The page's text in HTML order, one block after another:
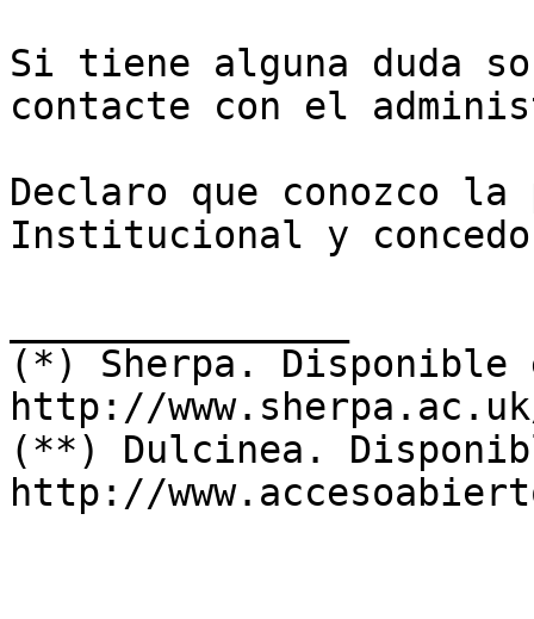
Si tiene alguna duda
contacte con el
Declaro que conozco
Institucional y
(*) Sherpa. Disponible
http://
(**) Dulcinea.